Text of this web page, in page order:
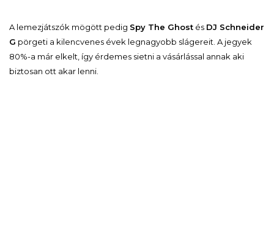
A lemezjátszók mögött pedig Spy The Ghost és DJ Schneider
G pörgeti a kilencvenes évek legnagyobb slágereit. A jegyek
80%-a már elkelt, így érdemes sietni a vásárlással annak aki
biztosan ott akar lenni.